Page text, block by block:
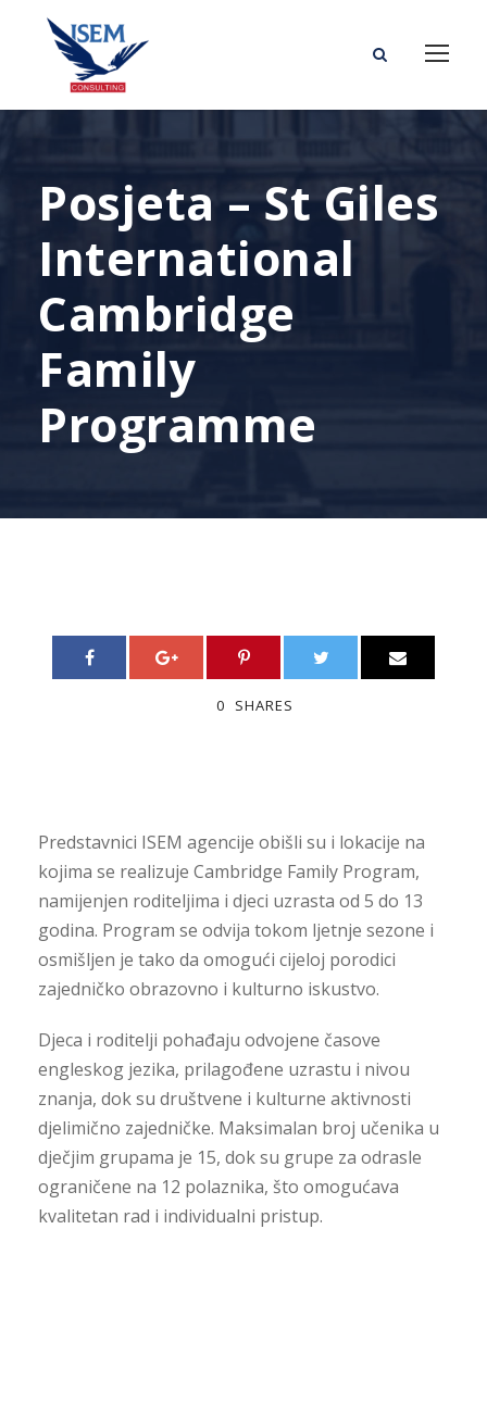
Posjeta – St Giles
International
Cambridge
Family
Programme
0 SHARES
Predstavnici ISEM agencije obišli su i lokacije na
kojima se realizuje Cambridge Family Program,
namijenjen roditeljima i djeci uzrasta od 5 do 13
godina. Program se odvija tokom ljetnje sezone i
osmišljen je tako da omogući cijeloj porodici
zajedničko obrazovno i kulturno iskustvo.
Djeca i roditelji pohađaju odvojene časove
engleskog jezika, prilagođene uzrastu i nivou
znanja, dok su društvene i kulturne aktivnosti
djelimično zajedničke. Maksimalan broj učenika u
dječjim grupama je 15, dok su grupe za odrasle
ograničene na 12 polaznika, što omogućava
kvalitetan rad i individualni pristup.